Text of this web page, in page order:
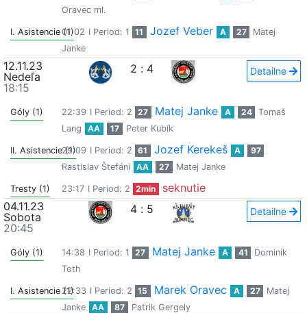
Oravec ml.
I. Asistencie (1)01:02 I Period: 1 11 Jozef Veber A 27
Matej
Janke
12.11.23
Nedeľa
18:15
2 : 4 Detailne
Góly (1) 22:39 I Period: 2 27 Matej Janke A 24
Tomaš
Lang
AA 17 Peter Kubík
II. Asistencie (1)
29:09 I Period: 2 61 Jozef Kerekeš A
97
Rastislav Štefáni
AA 27 Matej Janke
Tresty (1) 23:17 I Period: 2 2min
seknutie
04.11.23
Sobota
20:45
4 : 5 Detailne
Góly (1) 14:38 I Period: 1 27 Matej Janke A 41
Dominik
Toth
I. Asistencie (1)22:33 I Period: 2 15 Marek Oravec A 27
Matej
Janke
AA 87 Patrik Gergely